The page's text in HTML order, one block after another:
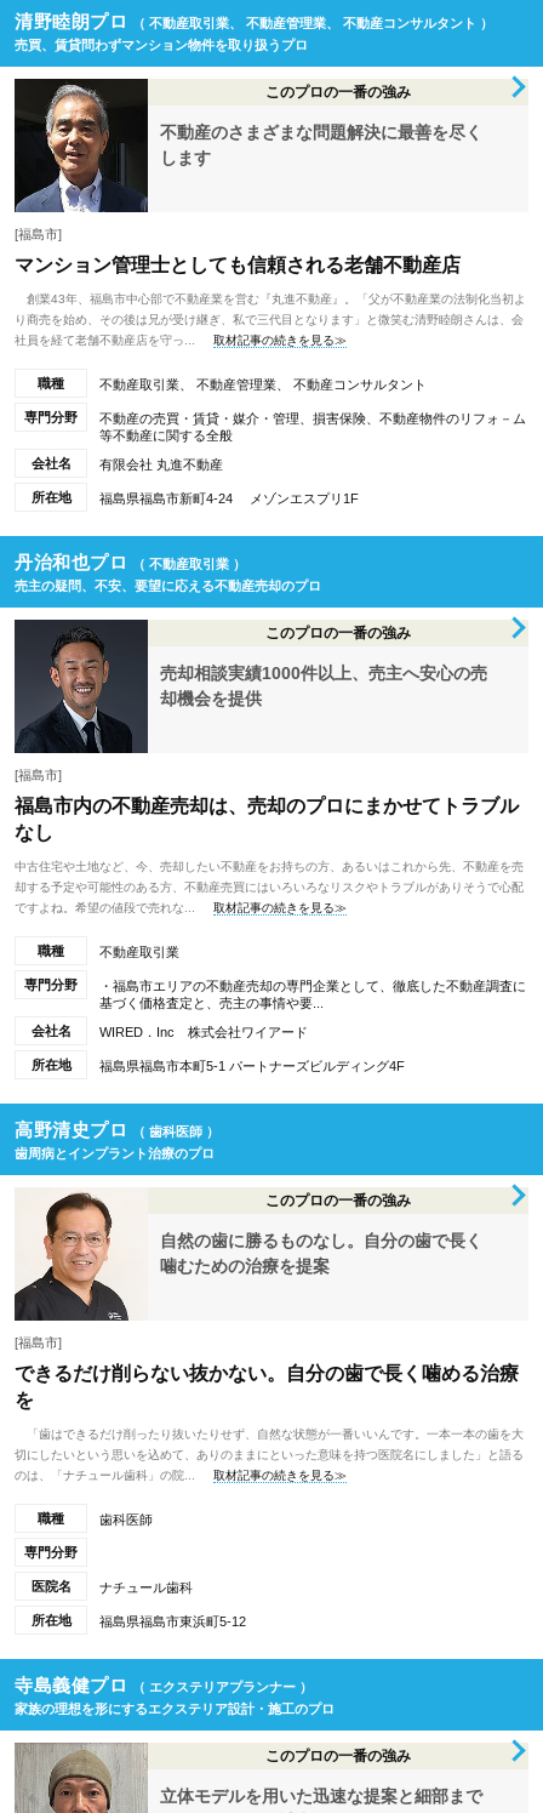
清野睦朗プロ
（ 不動産取引業、 不動産管理業、 不動産コンサルタント ）
売買、賃貸問わずマンション物件を取り扱うプロ
このプロの一番の強み
不動産のさまざまな問題解決に最善を尽く
します
[福島市]
マンション管理士としても信頼される老舗不動産店
創業43年、福島市中心部で不動産業を営む『丸進不動産』。「父が不動産業の法制化当初よ
り商売を始め、その後は兄が受け継ぎ、私で三代目となります」と微笑む清野睦朗さんは、会
社員を経て老舗不動産店を守っ...
取材記事の続きを見る≫
職種 不動産取引業、 不動産管理業、 不動産コンサルタント
専門分野
不動産の売買・賃貸・媒介・管理、損害保険、不動産物件のリフォ－ム
等不動産に関する全般
会社名
有限会社 丸進不動産
所在地 福島県福島市新町4-24 メゾンエスプリ1F
丹治和也プロ
（ 不動産取引業 ）
売主の疑問、不安、要望に応える不動産売却のプロ
このプロの一番の強み
売却相談実績1000件以上、売主へ安心の売
却機会を提供
[福島市]
福島市内の不動産売却は、売却のプロにまかせてトラブル
なし
中古住宅や土地など、今、売却したい不動産をお持ちの方、あるいはこれから先、不動産を売
却する予定や可能性のある方、不動産売買にはいろいろなリスクやトラブルがありそうで心配
ですよね。希望の値段で売れな...
取材記事の続きを見る≫
職種 不動産取引業
専門分野
・福島市エリアの不動産売却の専門企業として、徹底した不動産調査に
基づく価格査定と、売主の事情や要...
会社名
WIRED．Inc 株式会社ワイアード
所在地 福島県福島市本町5-1 パートナーズビルディング4F
高野清史プロ
（ 歯科医師 ）
歯周病とインプラント治療のプロ
このプロの一番の強み
自然の歯に勝るものなし。自分の歯で長く
噛むための治療を提案
[福島市]
できるだけ削らない抜かない。自分の歯で長く噛める治療
を
「歯はできるだけ削ったり抜いたりせず、自然な状態が一番いいんです。一本一本の歯を大
切にしたいという思いを込めて、ありのままにといった意味を持つ医院名にしました」と語る
のは、「ナチュール歯科」の院...
取材記事の続きを見る≫
職種 歯科医師
専門分野
医院名 ナチュール歯科
所在地 福島県福島市東浜町5-12
寺島義健プロ
（ エクステリアプランナー ）
家族の理想を形にするエクステリア設計・施工のプロ
このプロの一番の強み
立体モデルを用いた迅速な提案と細部まで